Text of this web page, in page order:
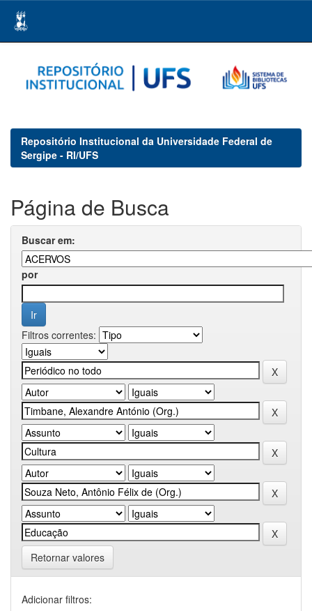
navigation
Repositório Institucional da Universidade Federal de
Sergipe - RI/UFS
Página de Busca
Buscar em:
por
Filtros correntes:
Retornar valores
Adicionar filtros: